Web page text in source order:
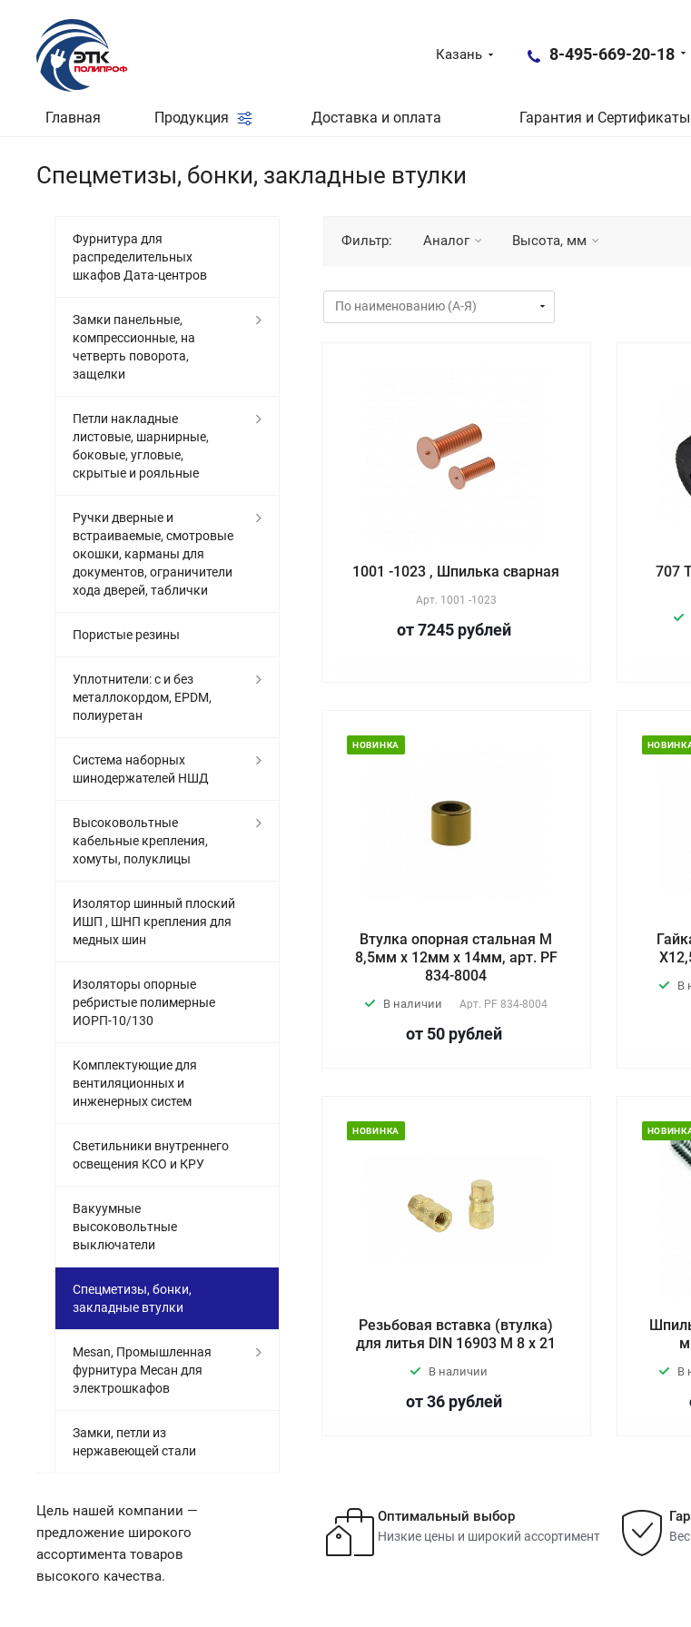
Казань 8-495-669-20-18
Главная Продукция Доставка и оплата Гарантия и Сертификаты
Спецметизы, бонки, закладные втулки
Фильтр: Аналог Высота, мм
1001 -1023 , Шпилька сварная
Арт. 1001 -1023
от 7245 рублей
707
НОВИНКА
Втулка опорная стальная М
8,5мм х 12мм х 14мм, арт. PF
834-8004
В наличии Арт. PF 834-8004
от 50 рублей
В
НОВИНКА
Резьбовая вставка (втулка)
для литья DIN 16903 М 8 х 21
В наличии
от 36 рублей
В
Оптимальный выбор
Низкие цены и широкий ассортимент
Фурнитура для
распределительных
шкафов Дата-центров
Замки панельные,
компрессионные, на
четверть поворота,
защелки
Петли накладные
листовые, шарнирные,
боковые, угловые,
скрытые и рояльные
Ручки дверные и
встраиваемые, смотровые
окошки, карманы для
документов, ограничители
хода дверей, таблички
Пористые резины
Уплотнители: с и без
металлокордом, EPDM,
полиуретан
Система наборных
шинодержателей НШД
Высоковольтные
кабельные крепления,
хомуты, полуклицы
Изолятор шинный плоский
ИШП , ШНП крепления для
медных шин
Изоляторы опорные
ребристые полимерные
ИОРП-10/130
Комплектующие для
вентиляционных и
инженерных систем
Светильники внутреннего
освещения КСО и КРУ
Вакуумные
высоковольтные
выключатели
Спецметизы, бонки,
закладные втулки
Mesan, Промышленная
фурнитура Месан для
электрошкафов
Замки, петли из
нержавеющей стали
Цель нашей компании —
предложение широкого
ассортимента товаров
высокого качества.